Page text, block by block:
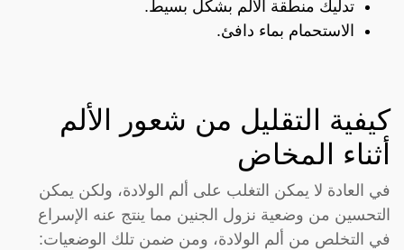
تدليك منطقة الألم بشكل بسيط.
الاستحمام بماء دافئ.
كيفية التقليل من شعور الألم
أثناء المخاض
في العادة لا يمكن التغلب على ألم الولادة، ولكن يمكن
التحسين من وضعية نزول الجنين مما ينتج عنه الإسراع
في التخلص من ألم الولادة، ومن ضمن تلك الوضعيات: